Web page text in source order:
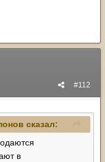
#112
сказал:
в